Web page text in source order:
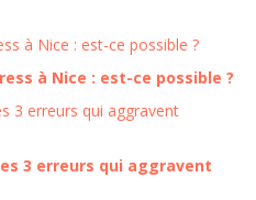
à Nice : est-ce possible ?
3 erreurs qui aggravent